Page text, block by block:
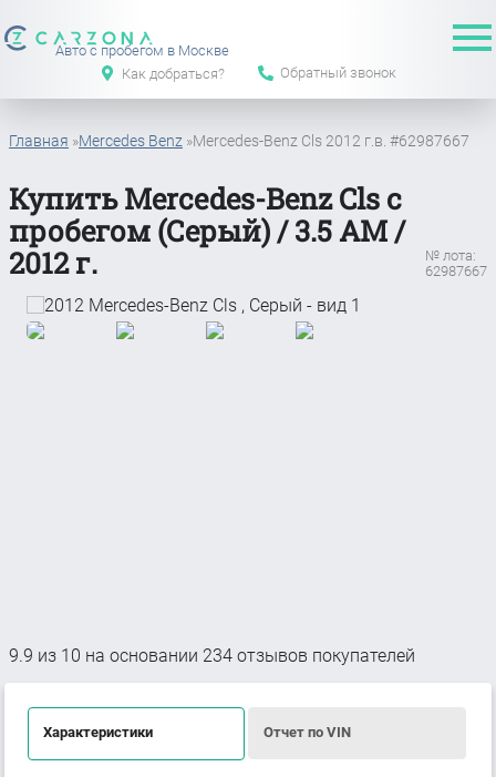
Авто с пробегом в Москве
Как добраться?
Обратный звонок
Главная »Mercedes Benz »Mercedes-Benz Cls 2012 г.в. #62987667
Купить Mercedes-Benz Cls с
пробегом (Серый) / 3.5 АМ /
2012 г.
№ лота:
62987667
9.9 из 10 на основании 234 отзывов покупателей
Характеристики Отчет по VIN